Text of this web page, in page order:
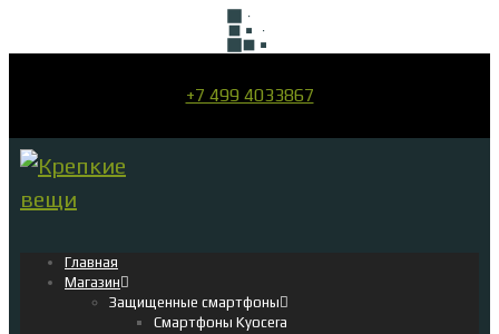
+7 499 4033867
Главная
Магазин
Защищенные смартфоны
Смартфоны Kyocera